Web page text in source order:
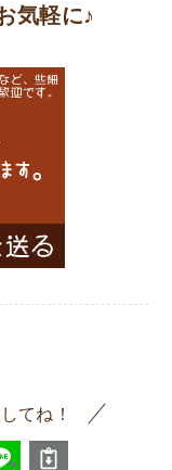
気軽に♪
てね！